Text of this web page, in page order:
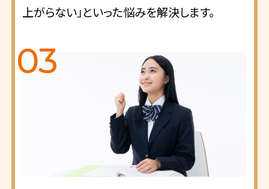
上がらない」といった悩みを解決します。
03